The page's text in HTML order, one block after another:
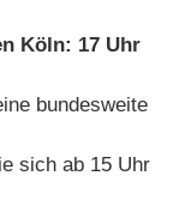
Köln: 17 Uhr
bundesweite
sich ab 15 Uhr